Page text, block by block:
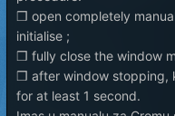
❒ open completely
initialise ;
❒ fully close the window
❒ after window stopping,
for at least 1 second.